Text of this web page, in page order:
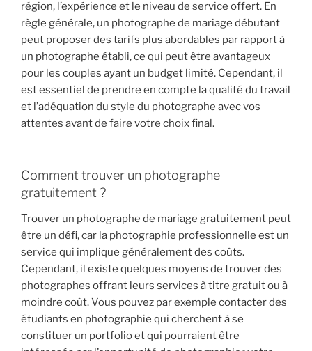
région, l’expérience et le niveau de service offert. En
règle générale, un photographe de mariage débutant
peut proposer des tarifs plus abordables par rapport à
un photographe établi, ce qui peut être avantageux
pour les couples ayant un budget limité. Cependant, il
est essentiel de prendre en compte la qualité du travail
et l’adéquation du style du photographe avec vos
attentes avant de faire votre choix final.
Comment trouver un photographe
gratuitement ?
Trouver un photographe de mariage gratuitement peut
être un défi, car la photographie professionnelle est un
service qui implique généralement des coûts.
Cependant, il existe quelques moyens de trouver des
photographes offrant leurs services à titre gratuit ou à
moindre coût. Vous pouvez par exemple contacter des
étudiants en photographie qui cherchent à se
constituer un portfolio et qui pourraient être